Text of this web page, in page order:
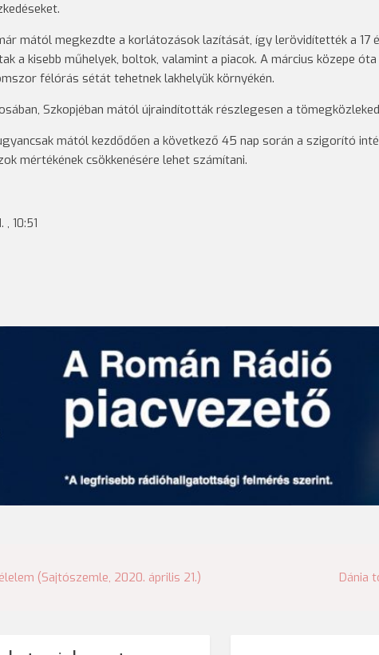
mától megkezdte a korlátozások lazítását, így lerövidítették a
a kisebb műhelyek, boltok, valamint a piacok. A március közepe
félórás sétát tehetnek lakhelyük környékén.
Szkopjéban mától újraindították részlegesen a
mától kezdődően a következő 45 nap során a szigorító
mértékének csökkenésére lehet számítani.
10:51
(Sajtószemle, 2020. április 21.) Dánia